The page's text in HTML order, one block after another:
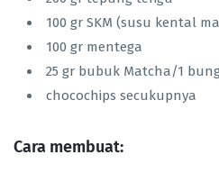
100 gr SKM (susu kental
100 gr mentega
25 gr bubuk Matcha/1
chocochips secukupnya
Cara membuat: